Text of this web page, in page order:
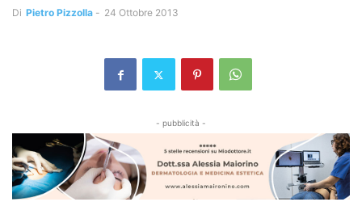
Di Pietro Pizzolla - 24 Ottobre 2013
- pubblicità -